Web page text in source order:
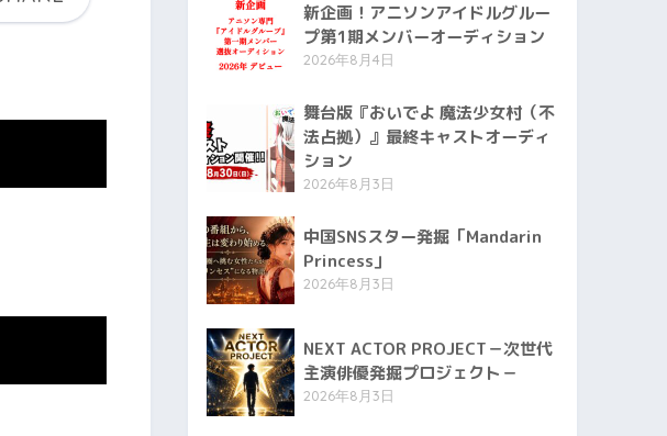
新企画！アニソンアイドルグルー
プ第1期メンバーオーディション
2026年8月4日
舞台版『おいでよ 魔法少女村（不
法占拠）』最終キャストオーディ
ション
2026年8月3日
中国SNSスター発掘「Mandarin
Princess」
2026年8月3日
NEXT ACTOR PROJECT－次世代
主演俳優発掘プロジェクト－
2026年8月3日